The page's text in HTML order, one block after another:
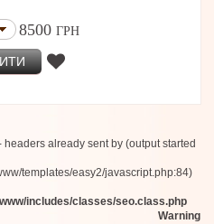
8500 ГРН
already sent by (output started
templates/easy2/javascript.php:84)
includes/classes/seo.class.php
Warning